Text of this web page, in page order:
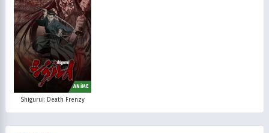
ANİME
Shigurui: Death Frenzy